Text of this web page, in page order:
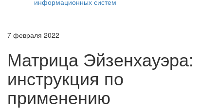
7 февраля 2022
Матрица Эйзенхауэра:
инструкция по
применению